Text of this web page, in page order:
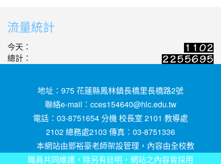
流量統計
今天：
總計：
地址：975 花蓮縣鳳林鎮長橋里長橋路2號
聯絡e-mail： cces154640@hlc.edu.tw
電話：03-8751654 分機 校長室 2101 教導處
2102 總務處2103 傳真：03-8751336
本網站由鄧裕豪老師架設管理，內容由全校教
職員共同維護，除另有註明，網站之內容皆採用